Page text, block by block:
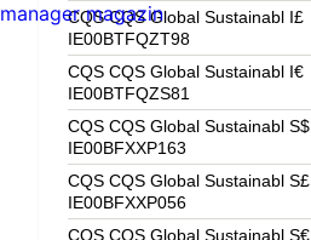
CQS CQS Global Sustainabl I£
IE00BTFQZT98
CQS CQS Global Sustainabl I€
IE00BTFQZS81
CQS CQS Global Sustainabl S$
IE00BFXXP163
CQS CQS Global Sustainabl S£
IE00BFXXP056
CQS CQS Global Sustainabl S€
manager magazin